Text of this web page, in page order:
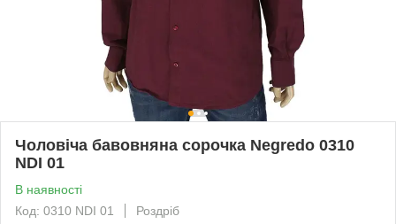
Чоловіча бавовняна сорочка Negredo 0310
NDI 01
В наявності
Код: 0310 NDI 01
Роздріб